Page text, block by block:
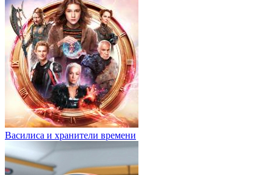
Василиса и хранители времени